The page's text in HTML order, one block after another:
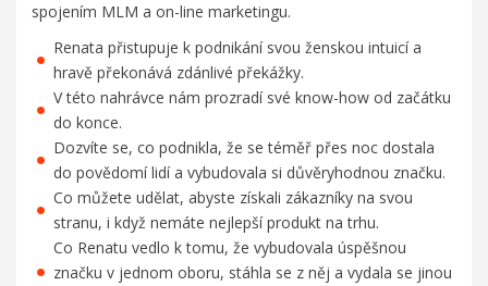
spojením MLM a on-line marketingu.
Renata přistupuje k podnikání svou ženskou intuicí a
hravě překonává zdánlivé překážky.
V této nahrávce nám prozradí své know-how od začátku
do konce.
Dozvíte se, co podnikla, že se téměř přes noc dostala
do povědomí lidí a vybudovala si důvěryhodnou značku.
Co můžete udělat, abyste získali zákazníky na svou
stranu, i když nemáte nejlepší produkt na trhu.
Co Renatu vedlo k tomu, že vybudovala úspěšnou
značku v jednom oboru, stáhla se z něj a vydala se jinou